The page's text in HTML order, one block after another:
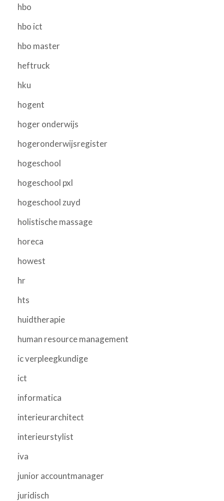
hbo
hbo ict
hbo master
heftruck
hku
hogent
hoger onderwijs
hogeronderwijsregister
hogeschool
hogeschool pxl
hogeschool zuyd
holistische massage
horeca
howest
hr
hts
huidtherapie
human resource management
ic verpleegkundige
ict
informatica
interieurarchitect
interieurstylist
iva
junior accountmanager
juridisch